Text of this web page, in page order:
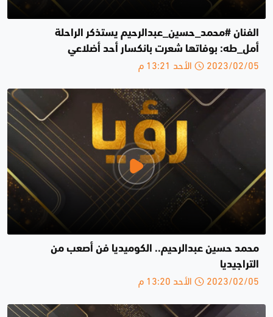
الفنان #محمد_حسين_عبدالرحيم يستذكر الراحلة
أمل_طه: بوفاتها شعرت بانكسار أحد أضلاعي
2023/02/05 الأحد 13:21 م
محمد حسين عبدالرحيم.. الكوميديا فن أصعب من
التراجيديا
2023/02/05 الأحد 13:20 م